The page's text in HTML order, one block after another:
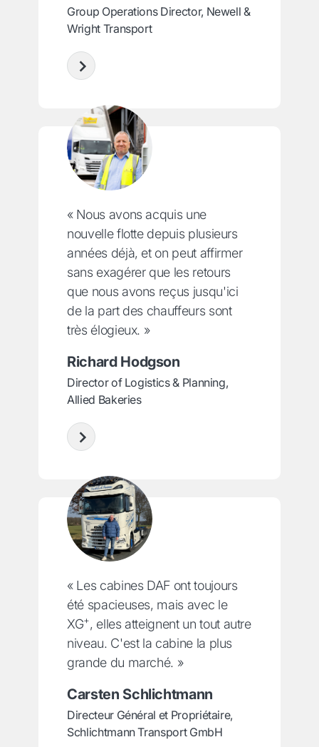
Group Operations Director, Newell &
Wright Transport
« Nous avons acquis une
nouvelle flotte depuis plusieurs
années déjà, et on peut affirmer
sans exagérer que les retours
que nous avons reçus jusqu'ici
de la part des chauffeurs sont
très élogieux. »
Richard Hodgson
Director of Logistics & Planning,
Allied Bakeries
« Les cabines DAF ont toujours
été spacieuses, mais avec le
XG+, elles atteignent un tout autre
niveau. C'est la cabine la plus
grande du marché. »
Carsten Schlichtmann
Directeur Général et Propriétaire,
Schlichtmann Transport GmbH